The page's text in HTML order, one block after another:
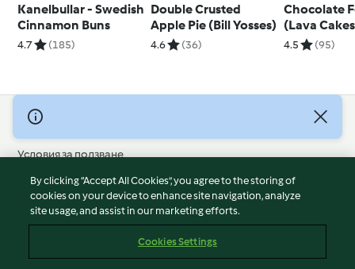
Kanelbullar - Swedish
Cinnamon Buns
4.7 (185)
Double Crusted
Apple Pie (Bill Yosses)
4.6 (36)
Chocolate
(Lava
4.5 (95)
© Авторско право 2026
Условия за ползване
Политика за поверителност
Отказ от отговорност
Политика за поверителност
Докладвайте Съдържание
By clicking “Accept All Cookies”, you agree to the storing of
cookies on your device to enhance site navigation, analyze
site usage, and assist in our marketing efforts.
Cookies Settings